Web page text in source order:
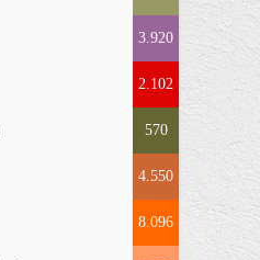
3.920
2.102
570
4.550
8.096